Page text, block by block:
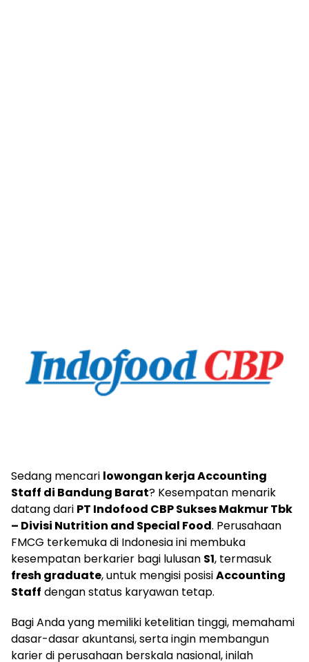
Sedang mencari lowongan kerja Accounting
Staff di Bandung Barat? Kesempatan menarik
datang dari PT Indofood CBP Sukses Makmur Tbk
– Divisi Nutrition and Special Food. Perusahaan
FMCG terkemuka di Indonesia ini membuka
kesempatan berkarier bagi lulusan S1, termasuk
fresh graduate, untuk mengisi posisiAccounting
Staff dengan status karyawan tetap.
Bagi Anda yang memiliki ketelitian tinggi, memahami
dasar-dasar akuntansi, serta ingin membangun
karier di perusahaan berskala nasional, inilah